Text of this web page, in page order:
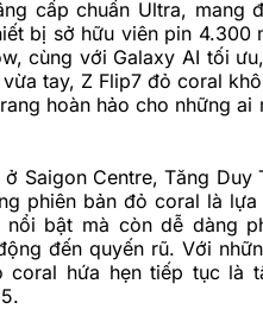
cấp chuẩn Ultra, mang
bị sở hữu viên pin 4.300
cùng với Galaxy AI tối
tay, Z Flip7 đỏ coral
hoàn hảo cho những
Saigon Centre, Tăng
phiên bản đỏ coral là lựa
nổi bật mà còn dễ dàng
đến quyến rũ. Với
coral hứa hẹn tiếp tục là